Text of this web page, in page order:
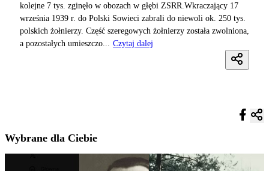
kolejne 7 tys. zginęło w obozach w głębi ZSRR.Wkraczający 17
września 1939 r. do Polski Sowieci zabrali do niewoli ok. 250 tys.
polskich żołnierzy. Część szeregowych żołnierzy została zwolniona,
a pozostałych umieszczo...
Czytaj dalej
Wybrane dla Ciebie